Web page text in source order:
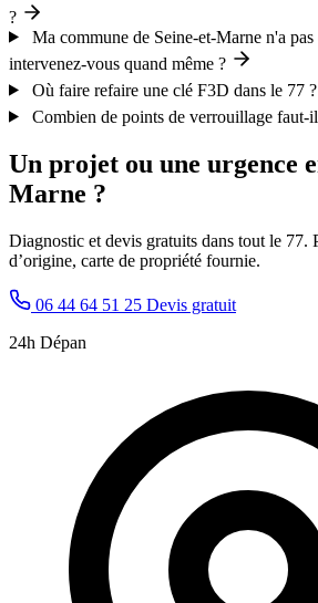
?
Ma commune de Seine-et-Marne n'a
intervenez-vous quand même ?
Où faire refaire une clé F3D dans le 77 ?
Combien de points de verrouillage faut-
Un projet ou une urgence
Marne ?
Diagnostic et devis gratuits dans tout le 77.
d’origine, carte de propriété fournie.
06 44 64 51 25 Devis gratuit
24h Dépan